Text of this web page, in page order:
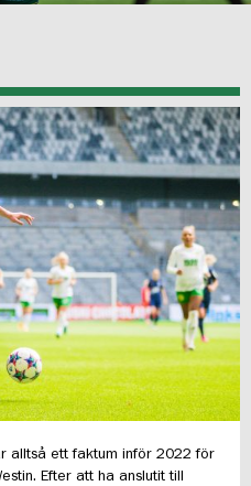
alltså ett faktum inför 2022 för
Efter att ha anslutit till